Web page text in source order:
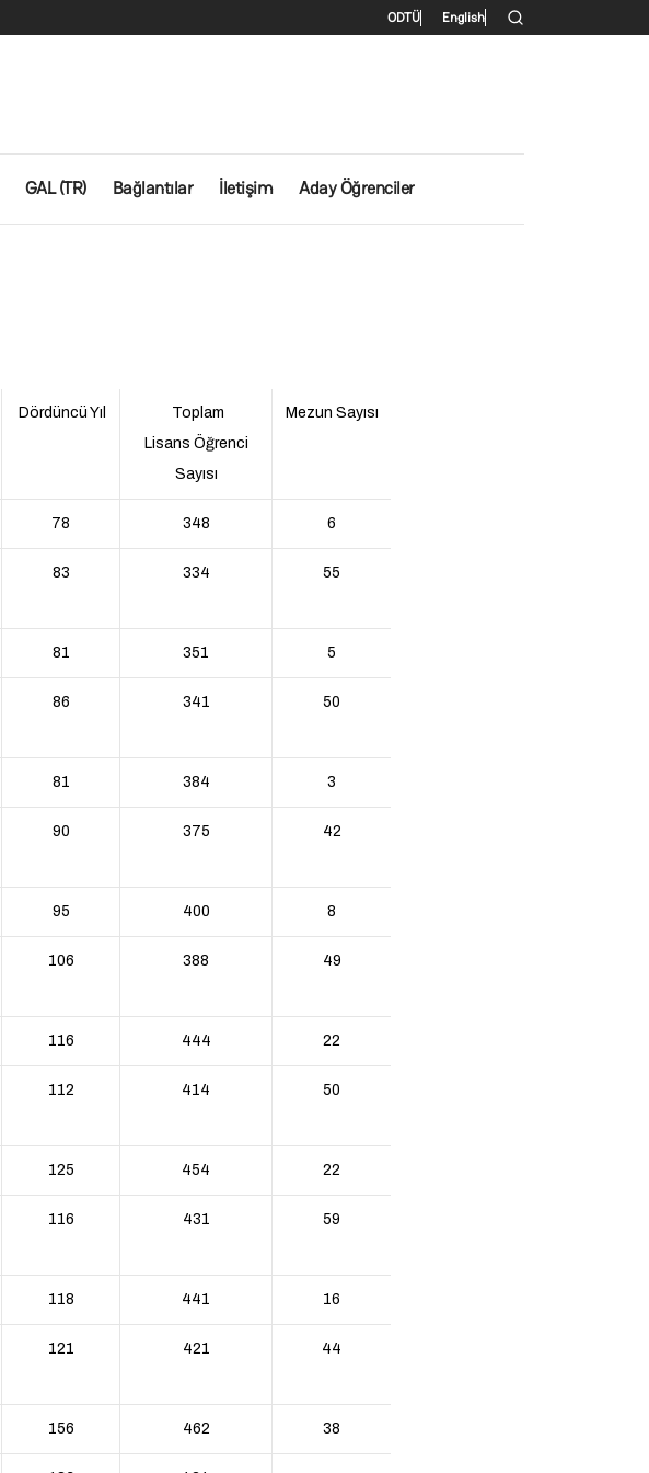
İkincil menü
ODTÜ English
GAL (TR) Bağlantılar İletişim Aday Öğrenciler
Dördüncü Yıl
Toplam
Lisans Öğrenci
Sayısı
Mezun Sayısı
78 348 6
83 334 55
81 351 5
86 341 50
81 384 3
90 375 42
95 400 8
106 388 49
116 444 22
112 414 50
125 454 22
116 431 59
118 441 16
121 421 44
156 462 38